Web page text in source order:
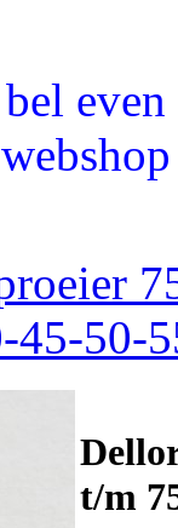
45-50-
t/m